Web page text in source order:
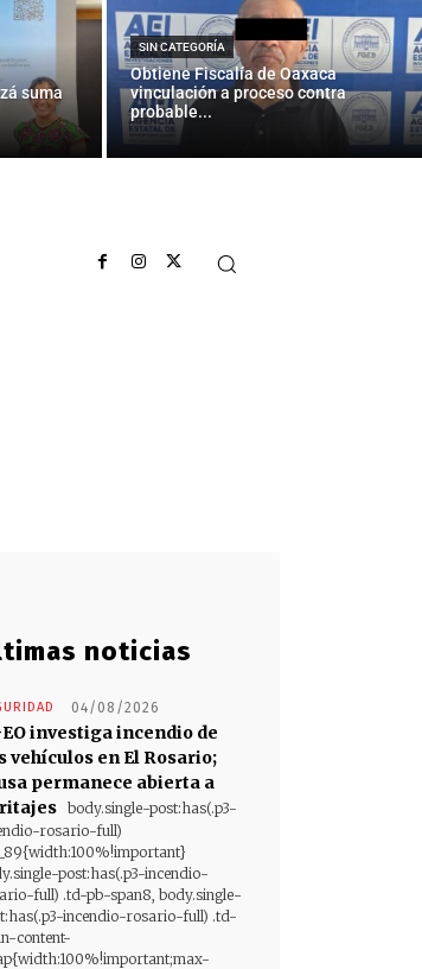
suma
SIN CATEGORÍA
Obtiene Fiscalía de Oaxaca
vinculación a proceso contra
probable...
noticias
04/08/2026
investiga incendio de
vehículos en El Rosario;
permanece abierta a
body.single-post:has(.p3-
rosario-full)
post:has(.p3-incendio-
full) .td-pb-span8, body.single-
incendio-rosario-full) .td-
content-